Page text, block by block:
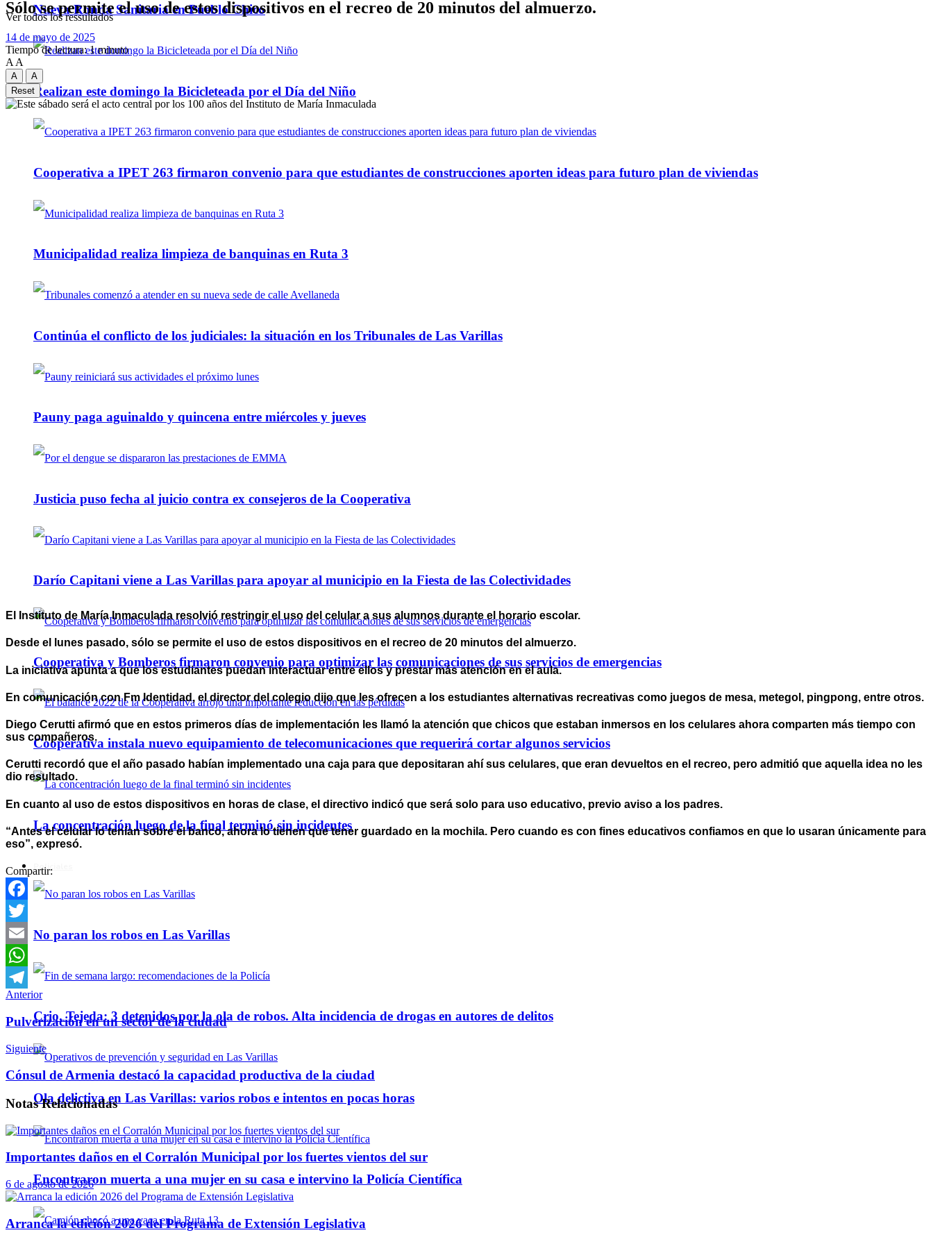
Nueva Ronda Sanitaria en Pueblo Chico
Realizan este domingo la Bicicleteada por el Día del Niño
Cooperativa a IPET 263 firmaron convenio para que estudiantes de construcciones aporten ideas para futuro plan de viviendas
Municipalidad realiza limpieza de banquinas en Ruta 3
Continúa el conflicto de los judiciales: la situación en los Tribunales de Las Varillas
Pauny paga aguinaldo y quincena entre miércoles y jueves
Justicia puso fecha al juicio contra ex consejeros de la Cooperativa
Darío Capitani viene a Las Varillas para apoyar al municipio en la Fiesta de las Colectividades
Cooperativa y Bomberos firmaron convenio para optimizar las comunicaciones de sus servicios de emergencias
Cooperativa instala nuevo equipamiento de telecomunicaciones que requerirá cortar algunos servicios
La concentración luego de la final terminó sin incidentes
Policiales
No paran los robos en Las Varillas
Crio. Tejeda: 3 detenidos por la ola de robos. Alta incidencia de drogas en autores de delitos
Ola delictiva en Las Varillas: varios robos e intentos en pocas horas
Encontraron muerta a una mujer en su casa e intervino la Policía Científica
Ver todos los ressultados
Sólo se permite el uso de estos dispositivos en el recreo de 20 minutos del almuerzo.
14 de mayo de 2025
Tiempo de lectura: 1 minuto
A A
A
A
Reset
El Instituto de María Inmaculada resolvió restringir el uso del celular a sus alumnos durante el horario escolar.
Desde el lunes pasado, sólo se permite el uso de estos dispositivos en el recreo de 20 minutos del almuerzo.
La iniciativa apunta a que los estudiantes puedan interactuar entre ellos y prestar más atención en el aula.
En comunicación con Fm Identidad, el director del colegio dijo que les ofrecen a los estudiantes alternativas recreativas como juegos de mesa, metegol, pingpong, entre otros.
Diego Cerutti afirmó que en estos primeros días de implementación les llamó la atención que chicos que estaban inmersos en los celulares ahora comparten más tiempo con
sus compañeros.
Cerutti recordó que el año pasado habían implementado una caja para que depositaran ahí sus celulares, que eran devueltos en el recreo, pero admitió que aquella idea no les
dio resultado.
En cuanto al uso de estos dispositivos en horas de clase, el directivo indicó que será solo para uso educativo, previo aviso a los padres.
“Antes el celular lo tenían sobre el banco, ahora lo tienen que tener guardado en la mochila. Pero cuando es con fines educativos confiamos en que lo usaran únicamente para
eso”, expresó.
Compartir:
Facebook
Twitter
Email
WhatsApp
Telegram
Anterior
Pulverización en un sector de la ciudad
Siguiente
Cónsul de Armenia destacó la capacidad productiva de la ciudad
NotasRelacionadas
Importantes daños en el Corralón Municipal por los fuertes vientos del sur
6 de agosto de 2026
Arranca la edición 2026 del Programa de Extensión Legislativa